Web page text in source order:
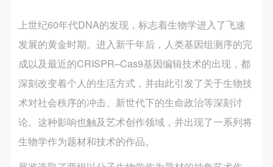
上世纪60年代DNA的发现，标志着生物学进入了飞速
发展的黄金时期。进入新千年后，人类基因组测序的完
成以及最近的CRISPR–Cas9基因编辑技术的出现，都
深刻改变着个人的生活方式，并由此引发了关于生物技
术对社会秩序的冲击、新世代下的生命政治等深刻讨
论。这种影响也触及艺术创作领域，并出现了一系列将
生物学作为题材和技术的作品。
登录
可使用雅昌艺术网会员账户登录
备以人为本、团结友爱、互相帮助和助人为乐的良好
第三条
参加本次活动人员应该是成年人（具有完全民事行为
能力的人，18周岁以上）未成年人必须在成年人的陪
同下参观。
第四条
参加活动者在此次活动期间的人身安全责任自负。鼓
备以人为本、团结友爱、互相帮助和助人为乐的良好
第三条
参加本次活动人员应该是成年人（具有完全民事行为
能力的人，18周岁以上）未成年人必须在成年人的陪
同下参观。
第四条
参加活动者在此次活动期间的人身安全责任自负。鼓
备以人为本、团结友爱、互相帮助和助人为乐的良好
第三条
参加本次活动人员应该是成年人（具有完全民事行为
能力的人，18周岁以上）未成年人必须在成年人的陪
同下参观。
第四条
参加活动者在此次活动期间的人身安全责任自负。鼓